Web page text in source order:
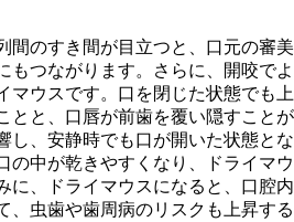
間のすき間が目立つと、口元の審美
もつながります。さらに、開咬でよ
マウスです。口を閉じた状態でも上
とと、口唇が前歯を覆い隠すことが
し、安静時でも口が開いた状態とな
の中が乾きやすくなり、ドライマウ
に、ドライマウスになると、口腔内
、虫歯や歯周病のリスクも上昇する